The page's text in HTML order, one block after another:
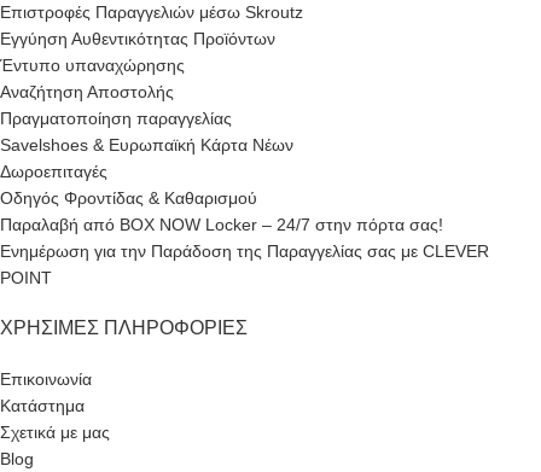
Επιστροφές Παραγγελιών μέσω Skroutz
Εγγύηση Αυθεντικότητας Προϊόντων
Έντυπο υπαναχώρησης
Αναζήτηση Αποστολής
Πραγματοποίηση παραγγελίας
Savelshoes & Ευρωπαϊκή Κάρτα Νέων
Δωροεπιταγές
Οδηγός Φροντίδας & Καθαρισμού
Παραλαβή από BOX NOW Locker – 24/7 στην πόρτα σας!
Ενημέρωση για την Παράδοση της Παραγγελίας σας με CLEVER
POINT
ΧΡΉΣΙΜΕΣ ΠΛΗΡΟΦΟΡΊΕΣ
Επικοινωνία
Κατάστημα
Σχετικά με μας
Blog